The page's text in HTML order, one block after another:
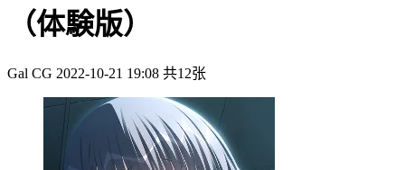
（体験版）
Gal CG 2022-10-21 19:08 共12张